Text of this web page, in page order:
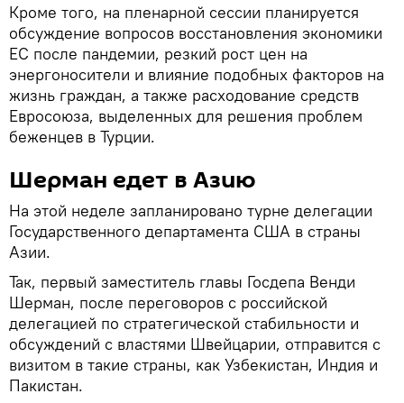
Кроме того, на пленарной сессии планируется
обсуждение вопросов восстановления экономики
ЕС после пандемии, резкий рост цен на
энергоносители и влияние подобных факторов на
жизнь граждан, а также расходование средств
Евросоюза, выделенных для решения проблем
беженцев в Турции.
Шерман едет в Азию
На этой неделе запланировано турне делегации
Государственного департамента США в страны
Азии.
Так, первый заместитель главы Госдепа Венди
Шерман, после переговоров с российской
делегацией по стратегической стабильности и
обсуждений с властями Швейцарии, отправится с
визитом в такие страны, как Узбекистан, Индия и
Пакистан.